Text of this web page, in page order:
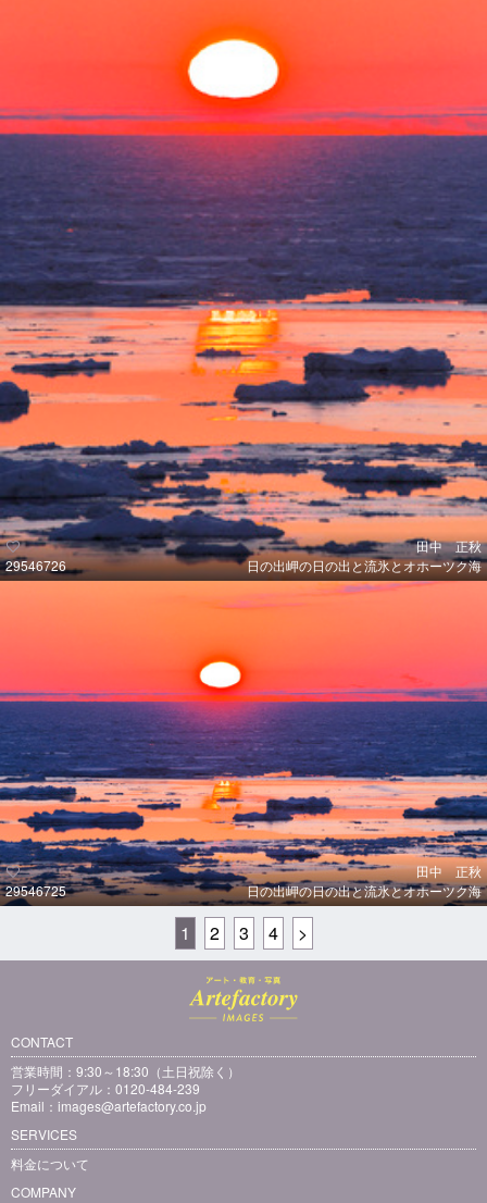
29546726
田中 正秋
日の出岬の日の出と流氷とオホーツク海
29546725
田中 正秋
日の出岬の日の出と流氷とオホーツク海
1 2 3 4 >
CONTACT
営業時間：9:30～18:30（土日祝除く）
フリーダイアル：0120-484-239
Email： images@artefactory.co.jp
SERVICES
料金について
COMPANY